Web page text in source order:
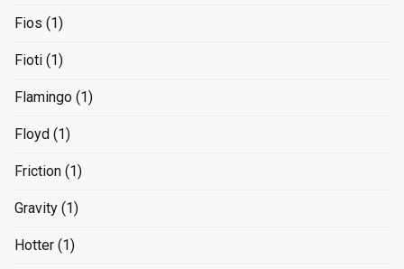
Fios (1)
Fioti (1)
Flamingo (1)
Floyd (1)
Friction (1)
Gravity (1)
Hotter (1)